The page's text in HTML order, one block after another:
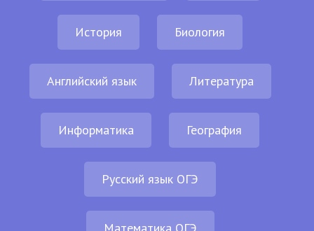
История Биология
Английский язык Литература
Информатика География
Русский язык ОГЭ
Математика ОГЭ